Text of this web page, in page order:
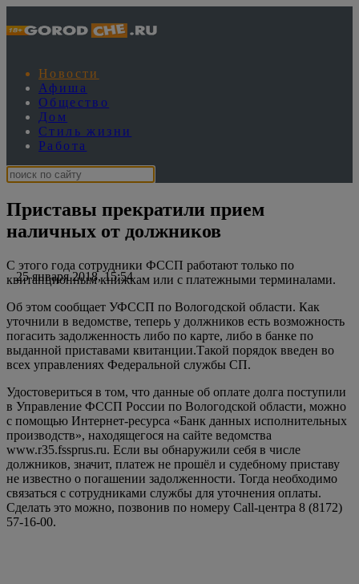
Новости
Афиша
Общество
Дом
Стиль жизни
Работа
Приставы прекратили прием
наличных от должников
25 января 2018, 15:54
С этого года сотрудники ФССП работают только по
квитанционным книжкам или с платежными терминалами.
Об этом сообщает УФССП по Вологодской области. Как
уточнили в ведомстве, теперь у должников есть возможность
погасить задолженность либо по карте, либо в банке по
выданной приставами квитанции.Такой порядок введен во
всех управлениях Федеральной службы СП.
Удостовериться в том, что данные об оплате долга поступили
в Управление ФССП России по Вологодской области, можно
с помощью Интернет-ресурса «Банк данных исполнительных
производств», находящегося на сайте ведомства
www.r35.fssprus.ru. Если вы обнаружили себя в числе
должников, значит, платеж не прошёл и судебному приставу
не известно о погашении задолженности. Тогда необходимо
связаться с сотрудниками службы для уточнения оплаты.
Сделать это можно, позвонив по номеру Call-центра 8 (8172)
57-16-00.